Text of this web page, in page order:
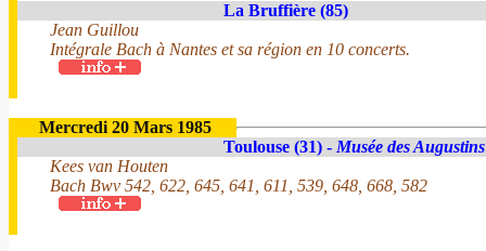
La Bruffière (85)
Jean Guillou
Intégrale Bach à Nantes et sa région en 10 concerts.
Mercredi 20 Mars 1985
Toulouse (31) - Musée des Augustins
Kees van Houten
Bach Bwv 542, 622, 645, 641, 611, 539, 648, 668, 582